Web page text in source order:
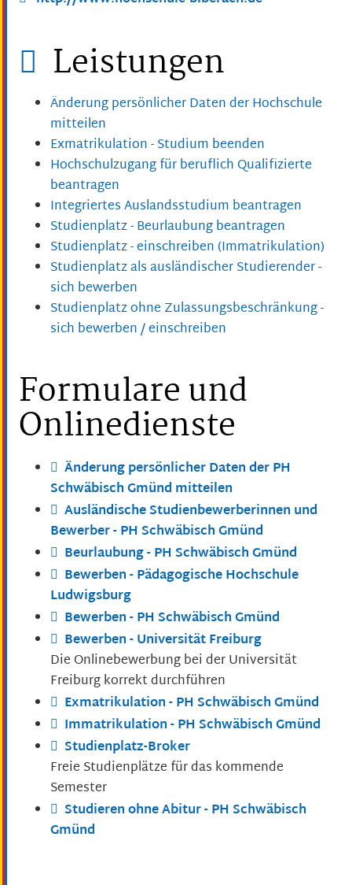
Leistungen
Änderung persönlicher Daten der Hochschule
mitteilen
Exmatrikulation - Studium beenden
Hochschulzugang für beruflich Qualifizierte
beantragen
Integriertes Auslandsstudium beantragen
Studienplatz - Beurlaubung beantragen
Studienplatz - einschreiben (Immatrikulation)
Studienplatz als ausländischer Studierender -
sich bewerben
Studienplatz ohne Zulassungsbeschränkung -
sich bewerben / einschreiben
Formulare und
Onlinedienste
Änderung persönlicher Daten der PH
Schwäbisch Gmünd mitteilen
Ausländische Studienbewerberinnen und
Bewerber - PH Schwäbisch Gmünd
Beurlaubung - PH Schwäbisch Gmünd
Bewerben - Pädagogische Hochschule
Ludwigsburg
Bewerben - PH Schwäbisch Gmünd
Bewerben - Universität Freiburg
Die Onlinebewerbung bei der Universität
Freiburg korrekt durchführen
Exmatrikulation - PH Schwäbisch Gmünd
Immatrikulation - PH Schwäbisch Gmünd
Studienplatz-Broker
Freie Studienplätze für das kommende
Semester
Studieren ohne Abitur - PH Schwäbisch
Gmünd